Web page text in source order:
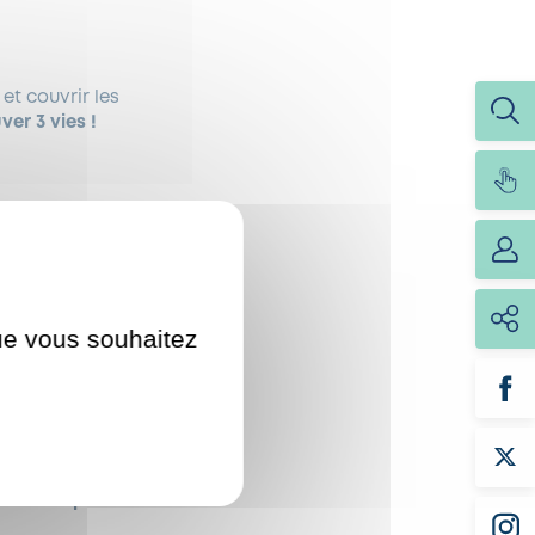
et couvrir les
3 vies !
sont nécessaires
au sang des
vous souhaitez